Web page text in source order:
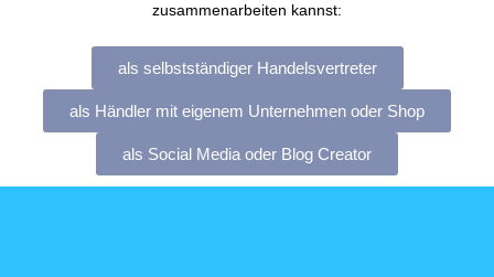
zusammenarbeiten kannst:
als selbstständiger Handelsvertreter
als Händler mit eigenem Unternehmen oder Shop
als Social Media oder Blog Creator